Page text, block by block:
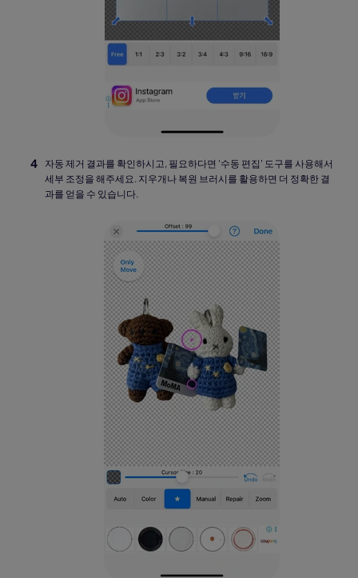
자동 제거 결과를 확인하시고, 필요하다면 '수동 편집' 도구를 사용해서
세부 조정을 해주세요. 지우개나 복원 브러시를 활용하면 더 정확한 결
과를 얻을 수 있습니다.